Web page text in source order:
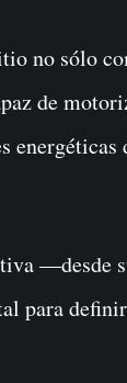
no sólo
de
—desde
para